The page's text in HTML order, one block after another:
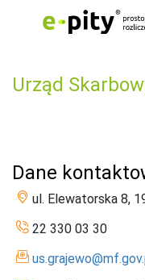
Urząd
Dane
ul. Elewatorska 8,
22 330 03 30